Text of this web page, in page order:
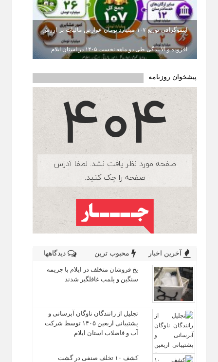
اینفوگرافی توزیع ۱۰۷ میلیارد تومان عوارض مالیات بر ارزش
افزوده و آلایندگی طی دو ماهه نخست ۱۴۰۵ در استان ایلام
پیشخوان روزنامه
آخرین اخبار محبوب ترین دیدگاهها
یخ‌ فروشان متخلف در ایلام با جریمه
سنگین و پلمب غافلگیر شدند
تجلیل از رانندگان ناوگان آبرسانی و
پشتیبانی اربعین ۱۴۰۵ توسط شرکت
آب و فاضلاب استان ایلام
کشف ۱۰ تخلف صنفی در گشت